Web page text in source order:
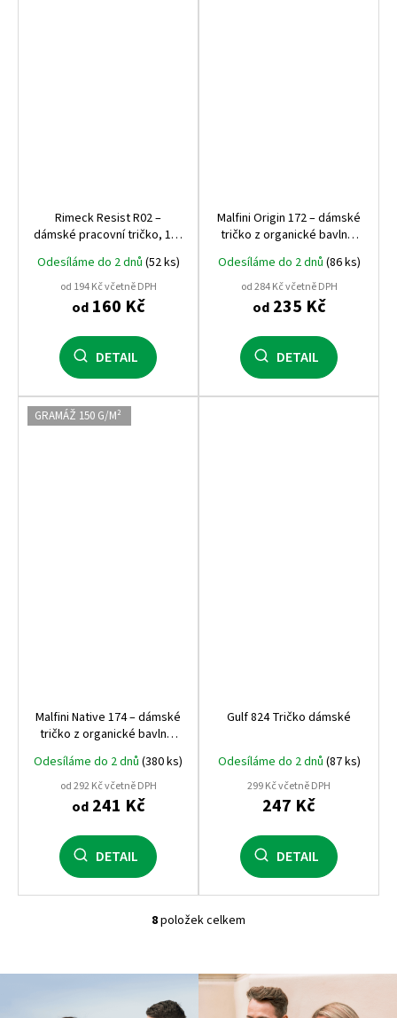
Rimeck Resist R02 –
dámské pracovní tričko, 160
g, 100% předsrážená
bavlna, praní až na 95 °C
Odesíláme do 2 dnů (52 ks)
od 194 Kč včetně DPH
od160 Kč
DETAIL
Malfini Origin 172 – dámské
tričko z organické bavlny,
160 g, GOTS certifikace
Odesíláme do 2 dnů (86 ks)
od 284 Kč včetně DPH
od235 Kč
DETAIL
GRAMÁŽ 150 G/M²
Malfini Native 174 – dámské
tričko z organické bavlny,
150 g, slub úplet, LABEL
FREE
Odesíláme do 2 dnů (380 ks)
od 292 Kč včetně DPH
od241 Kč
DETAIL
Gulf 824 Tričko dámské
Odesíláme do 2 dnů (87 ks)
299 Kč včetně DPH
247 Kč
DETAIL
O
l
á
8položek celkem